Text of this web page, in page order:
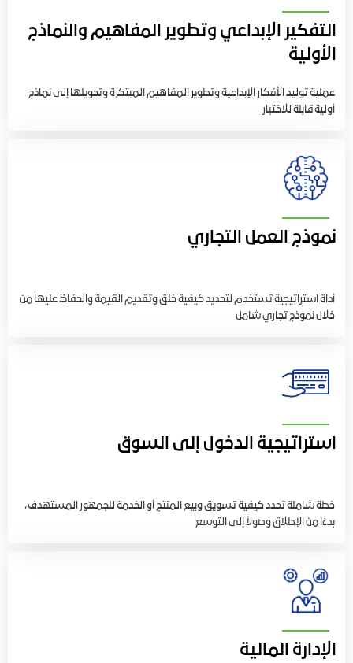
التفكير الإبداعي وتطوير المفاهيم والنماذج
الأولية
عملية توليد الأفكار الإبداعية وتطوير المفاهيم المبتكرة وتحويلها إلى نماذج
أولية قابلة للاختبار
نموذج العمل التجاري
أداة استراتيجية تستخدم لتحديد كيفية خلق وتقديم القيمة والحفاظ عليها من
خلال نموذج تجاري شامل
استراتيجية الدخول إلى السوق
خطة شاملة تحدد كيفية تسويق وبيع المنتج أو الخدمة للجمهور المستهدف،
بدءًا من الإطلاق وصولاً إلى التوسع
الإدارة المالية